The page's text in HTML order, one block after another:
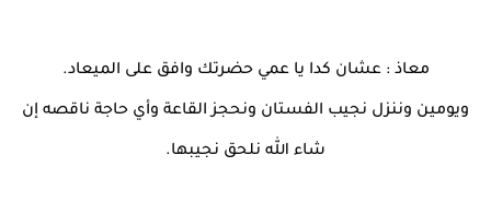
معاذ : عشان كدا يا عمي حضرتك وافق على الميعاد.
ويومين وننزل نجيب الفستان ونحجز القاعة وأي حاجة ناقصه إن
شاء الله نلحق نجيبها.